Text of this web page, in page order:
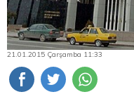
21.01.2015 Çarşamba 11:33